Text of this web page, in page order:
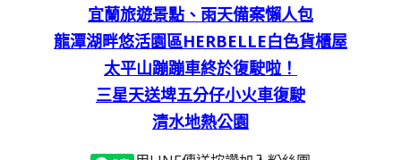
宜蘭旅遊景點、雨天備案懶人包
龍潭湖畔悠活園區HERBELLE白色貨櫃屋
太平山蹦蹦車終於復駛啦！
三星天送埤五分仔小火車復駛
清水地熱公園